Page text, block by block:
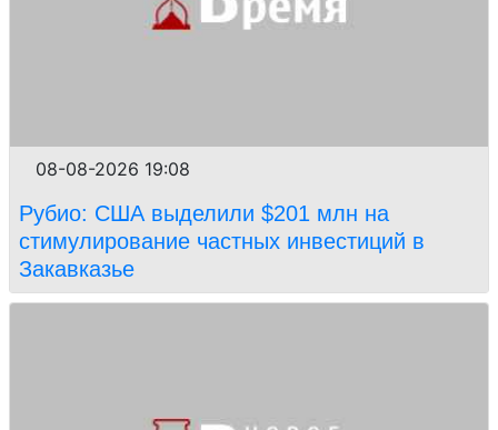
08-08-2026 19:08
Рубио: США выделили $201 млн на
стимулирование частных инвестиций в
Закавказье